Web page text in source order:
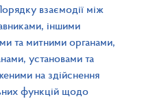
взаємодії між
іншими
та митними органами,
установами та
на здійснення
функцій щодо